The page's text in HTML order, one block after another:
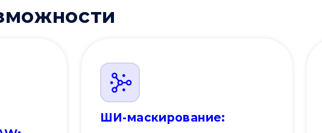
ШИ-маскирование: